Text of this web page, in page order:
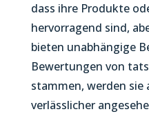
dass ihre Produkte
hervorragend sind,
bieten unabhängige
Bewertungen von
stammen, werden
verlässlicher